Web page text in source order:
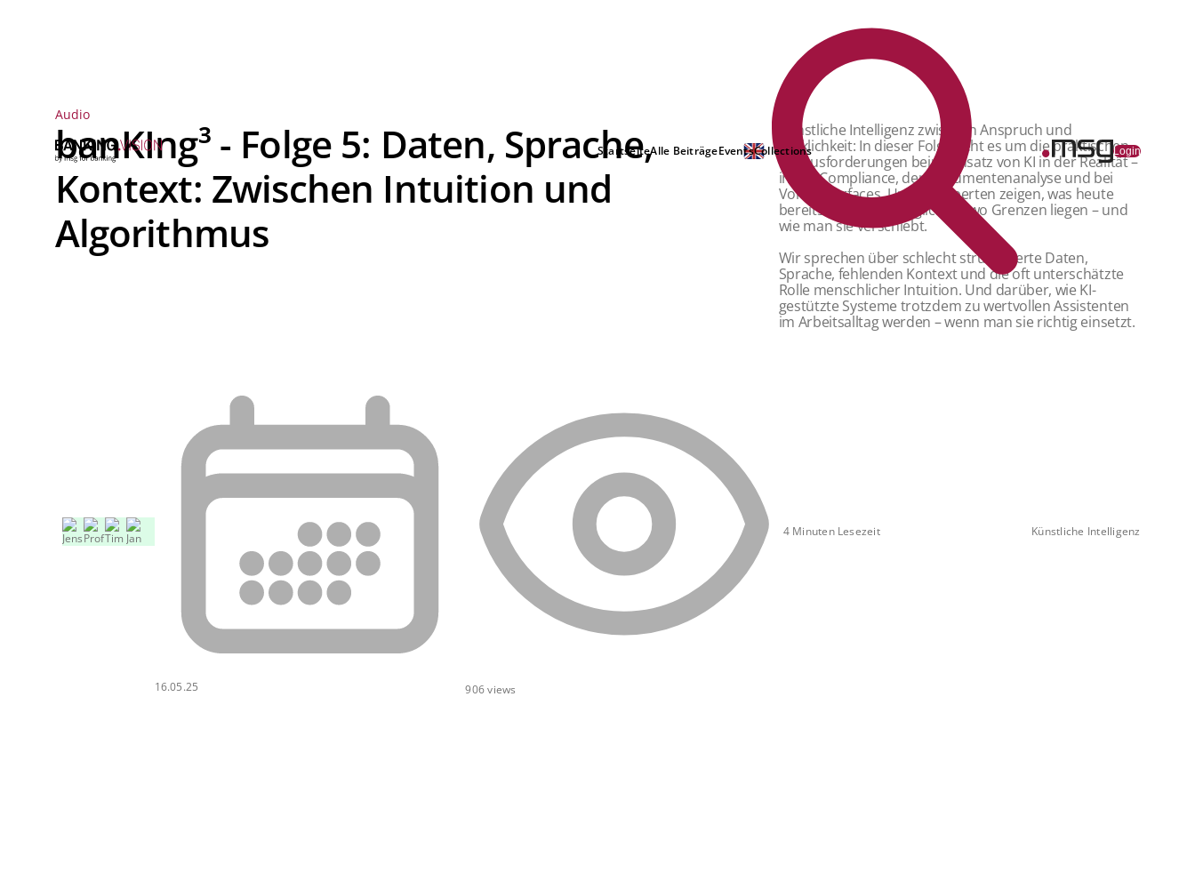
StartseiteAlle BeiträgeEventsCollections Login
Audio
banKIng³ - Folge 5: Daten, Sprache,
Kontext: Zwischen Intuition und
Algorithmus
Künstliche Intelligenz zwischen Anspruch und
Wirklichkeit: In dieser Folge geht es um die praktischen
Herausforderungen beim Einsatz von KI in der Realität –
in der Compliance, der Dokumentenanalyse und bei
Voice Interfaces. Unsere Experten zeigen, was heute
bereits technisch möglich ist, wo Grenzen liegen – und
wie man sie verschiebt.
Wir sprechen über schlecht strukturierte Daten,
Sprache, fehlenden Kontext und die oft unterschätzte
Rolle menschlicher Intuition. Und darüber, wie KI-
gestützte Systeme trotzdem zu wertvollen Assistenten
im Arbeitsalltag werden – wenn man sie richtig einsetzt.
16.05.25 906views
4 Minuten Lesezeit Künstliche Intelligenz